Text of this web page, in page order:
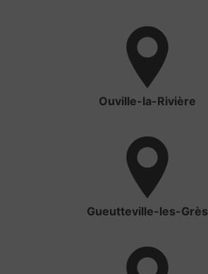
Ouville-la-Rivière
Gueutteville-les-Grès